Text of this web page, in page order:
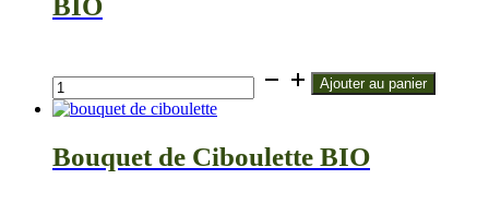
quantité
de
AROMATE
POT
CORIANDRE
Ajouter au panier
Bouquet de Ciboulette BIO